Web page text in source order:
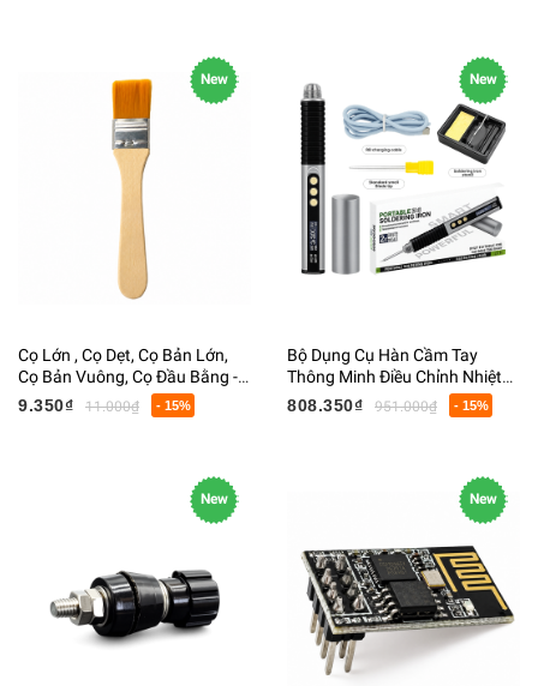
New
Cọ Lớn , Cọ Dẹt, Cọ Bản Lớn,
Cọ Bản Vuông, Cọ Đầu Bằng -
Cọ Theo Số
9.350₫ 11.000₫ - 15%
New
Bộ Dụng Cụ Hàn Cầm Tay
Thông Minh Điều Chỉnh Nhiệt
Độ PID
808.350₫ 951.000₫ - 15%
New New